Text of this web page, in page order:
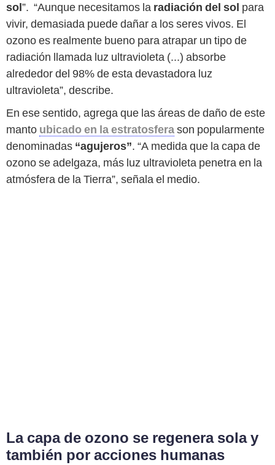
sol”. “Aunque necesitamos la radiación del sol para
vivir, demasiada puede dañar a los seres vivos. El
ozono es realmente bueno para atrapar un tipo de
radiación llamada luz ultravioleta (...) absorbe
alrededor del 98% de esta devastadora luz
ultravioleta”, describe.
En ese sentido, agrega que las áreas de daño de este
manto ubicado en la estratosferason popularmente
denominadas “agujeros”. “A medida que la capa de
ozono se adelgaza, más luz ultravioleta penetra en la
atmósfera de la Tierra”, señala el medio.
La capa de ozono se regenera sola y
también por acciones humanas